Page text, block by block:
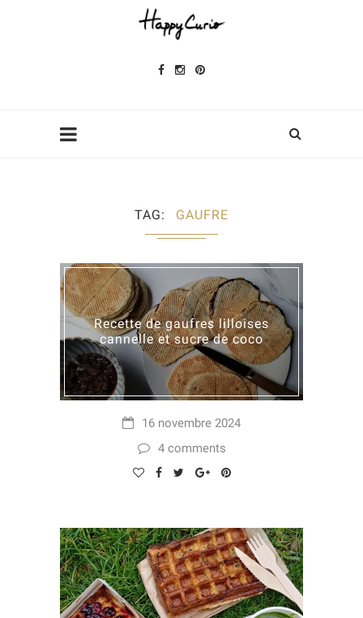
TAG GAUFRE
Recette de gaufres lilloises
cannelle et sucre de coco
16 novembre 2024
4 comments